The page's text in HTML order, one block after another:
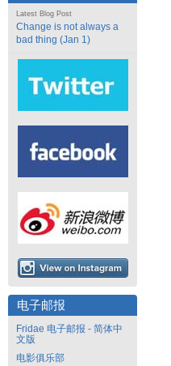
Latest Blog Post
Change is not always a
bad thing (Jan 1)
电子邮报
Fridae 电子邮报 - 简体中
文版
电影俱乐部